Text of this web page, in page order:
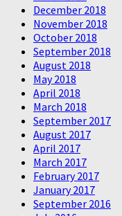
December 2018
November 2018
October 2018
September 2018
August 2018
May 2018
April 2018
March 2018
September 2017
August 2017
April 2017
March 2017
February 2017
January 2017
September 2016